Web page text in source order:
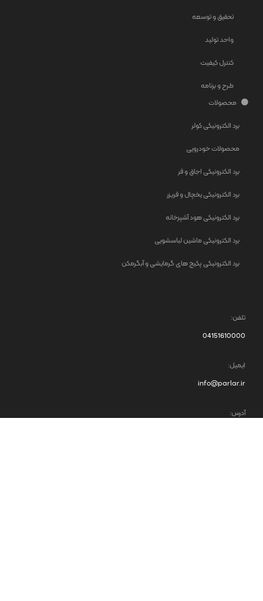
تحقیق و توسعه
واحد تولید
کنترل کیفیت
طرح و برنامه
محصولات
برد الکترونیکی کولر
محصولات خودرویی
برد الکترونیکی اجاق و فر
برد الکترونیکی یخچال و فریزر
برد الکترونیکی هود آشپزخانه
برد الکترونیکی ماشین لباسشویی
برد الکترونیکی پکیج های گرمایشی و آبگرمکن
تلفن:
04151610000
ایمیل:
info@parlar.ir
آدرس: